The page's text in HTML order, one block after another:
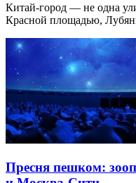
Китай-город — не одна
Красной площадью,
Пресня пешком: